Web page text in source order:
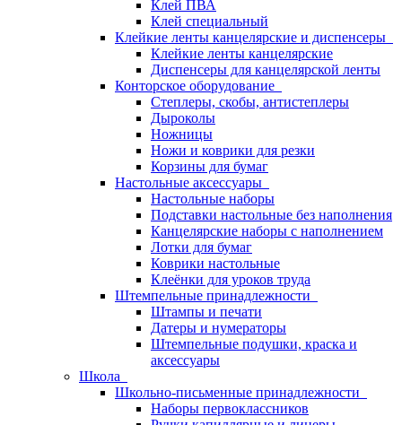
Клей ПВА
Клей специальный
Клейкие ленты канцелярские и диспенсеры
Клейкие ленты канцелярские
Диспенсеры для канцелярской ленты
Конторское оборудование
Степлеры, скобы, антистеплеры
Дыроколы
Ножницы
Ножи и коврики для резки
Корзины для бумаг
Настольные аксессуары
Настольные наборы
Подставки настольные без наполнения
Канцелярские наборы с наполнением
Лотки для бумаг
Коврики настольные
Клеёнки для уроков труда
Штемпельные принадлежности
Штампы и печати
Датеры и нумераторы
Штемпельные подушки, краска и
аксессуары
Школа
Школьно-письменные принадлежности
Наборы первоклассников